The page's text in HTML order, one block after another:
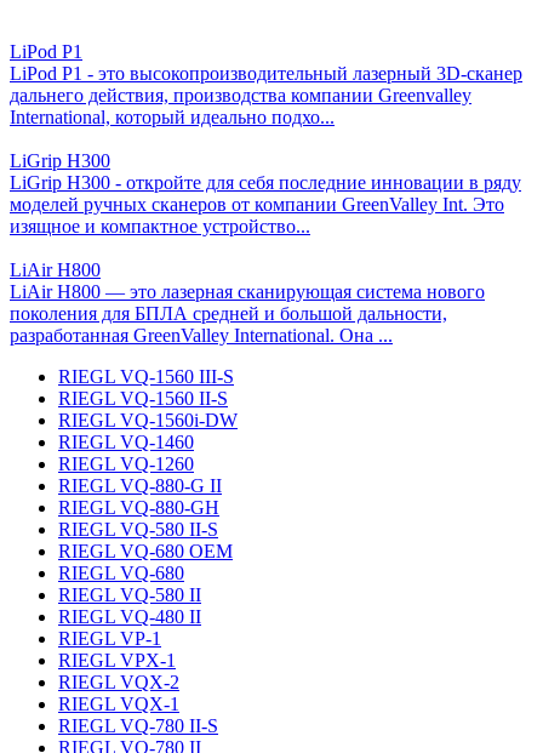
LiPod P1
LiPod P1 - это высокопроизводительный лазерный 3D-сканер
дальнего действия, производства компании Greenvalley
International, который идеально подхо...
LiGrip H300
LiGrip H300 - откройте для себя последние инновации в ряду
моделей ручных сканеров от компании GreenValley Int. Это
изящное и компактное устройство...
LiAir H800
LiAir H800 — это лазерная сканирующая система нового
поколения для БПЛА средней и большой дальности,
разработанная GreenValley International. Она ...
RIEGL VQ-1560 III-S
RIEGL VQ-1560 II-S
RIEGL VQ-1560i-DW
RIEGL VQ-1460
RIEGL VQ-1260
RIEGL VQ-880-G II
RIEGL VQ-880-GH
RIEGL VQ-580 II-S
RIEGL VQ-680 OEM
RIEGL VQ-680
RIEGL VQ-580 II
RIEGL VQ-480 II
RIEGL VP-1
RIEGL VPX-1
RIEGL VQX-2
RIEGL VQX-1
RIEGL VQ-780 II-S
RIEGL VQ-780 II